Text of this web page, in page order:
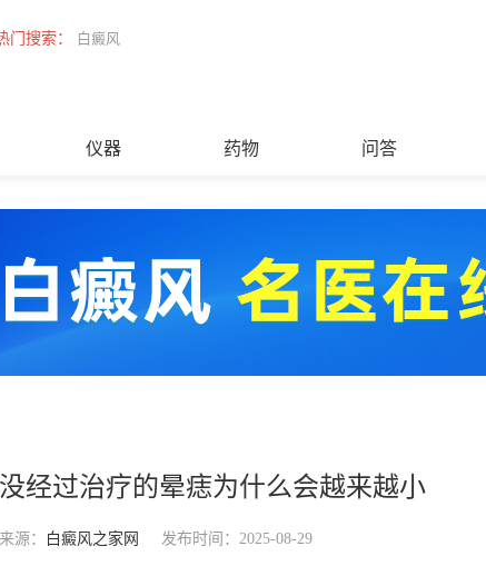
门搜索： 白癜风
仪器 药物 问答
没经过治疗的晕痣为什么会越来越小
来源： 白癜风之家网 发布时间：2025-08-29